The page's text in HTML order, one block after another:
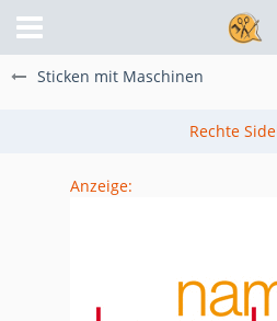
Sticken mit Maschinen
Anzeige: